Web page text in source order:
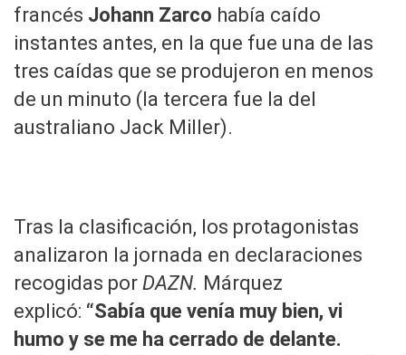
francés Johann Zarco había caído
instantes antes, en la que fue una de las
tres caídas que se produjeron en menos
de un minuto (la tercera fue la del
australiano Jack Miller).
Tras la clasificación, los protagonistas
analizaron la jornada en declaraciones
recogidas por DAZN. Márquez
explicó: “Sabía que venía muy bien, vi
humo y se me ha cerrado de delante.